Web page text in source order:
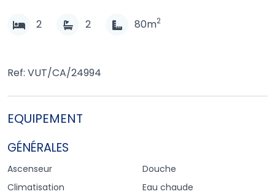
2 2 80m2
Ref: VUT/CA/24994
EQUIPEMENT
GÉNÉRALES
Ascenseur
Climatisation
Douche
Eau chaude